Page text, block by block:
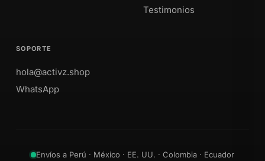
Testimonios
SOPORTE
hola@activz.shop
WhatsApp
Envíos a Perú · México · EE. UU. · Colombia · Ecuador